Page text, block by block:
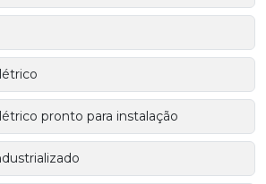
pronto para instalação